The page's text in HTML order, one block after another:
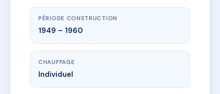
PÉRIODE CONSTRUCTION
1949 – 1960
CHAUFFAGE
Individuel